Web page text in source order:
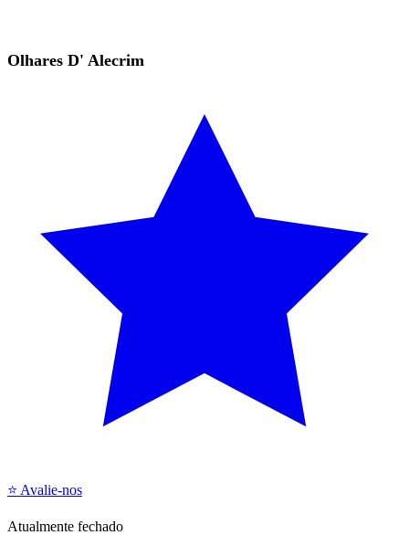
Olhares D' Alecrim
⭐ Avalie-nos
Atualmente fechado